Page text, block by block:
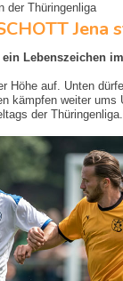
der Thüringenliga
Jena
Lebenszeichen
Höhe auf. Unten
kämpfen weiter ums
der Thüringenliga.